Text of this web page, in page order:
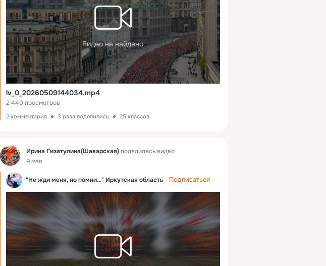
Видео не найдено
lv_0_20260509144034.mp4
2 440 просмотров
2 комментария 3 раза поделились 25 классов
Фид Ирина Гизатулина(Шаварская)поделилась видео
9 мая
"Не жди меня, но помни..." Иркутская область Подписаться